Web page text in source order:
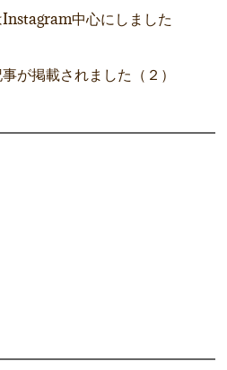
中心にしました
が掲載されました（２）